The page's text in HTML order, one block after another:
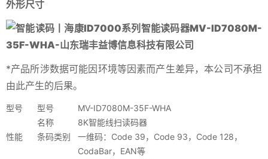
外形尺寸
*产品所涉数据可能因环境等因素而产生差异，本公司不承担
由此产生的后果。
型号 型号
MV-ID7080M-35F-WHA
名称
8K智能线扫读码器
性能
条码类别
一维码：Code 39，Code 93，Code 128，
CodaBar，EAN等